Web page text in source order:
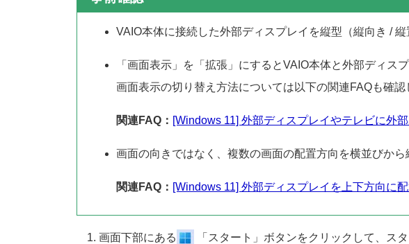
VAIO本体に接続した外部ディスプレイを縦型（縦向き /
「画面表示」を「拡張」にするとVAIO本体と外部ディス
画面表示の切り替え方法については以下の関連FAQも確認
関連FAQ： [Windows 11] 外部ディスプレイやテレビに外
画面の向きではなく、複数の画面の配置方向を横並びか
関連FAQ： [Windows 11] 外部ディスプレイを上下方向に
画面下部にある 「スタート」ボタンをクリックして、ス